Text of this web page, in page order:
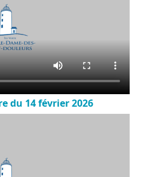
du 14 février 2026